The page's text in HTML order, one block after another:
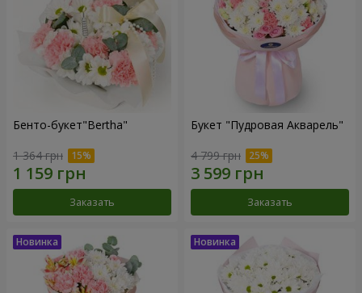
Бенто-букет"Bertha"
1 364 грн
Заказать
Букет "Пудровая Акварель"
4 799 грн
Заказать